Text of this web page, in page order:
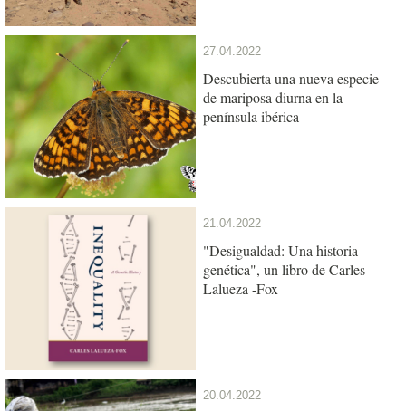
27.04.2022
Descubierta una nueva especie
de mariposa diurna en la
península ibérica
21.04.2022
"Desigualdad: Una historia
genética", un libro de Carles
Lalueza -Fox
20.04.2022